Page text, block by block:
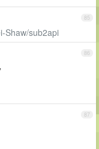
85
Shaw/sub2api
86
87